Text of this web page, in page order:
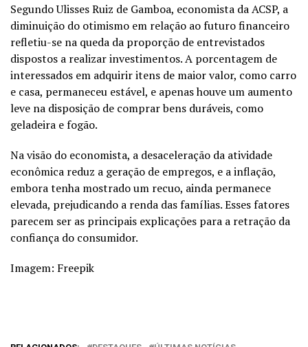
Segundo Ulisses Ruiz de Gamboa, economista da ACSP, a
diminuição do otimismo em relação ao futuro financeiro
refletiu-se na queda da proporção de entrevistados
dispostos a realizar investimentos. A porcentagem de
interessados em adquirir itens de maior valor, como carro
e casa, permaneceu estável, e apenas houve um aumento
leve na disposição de comprar bens duráveis, como
geladeira e fogão.
Na visão do economista, a desaceleração da atividade
econômica reduz a geração de empregos, e ainflação,
embora tenha mostrado um recuo, ainda permanece
elevada, prejudicando a renda das famílias. Esses fatores
parecem ser as principais explicações para a retração da
confiança do consumidor.
Imagem: Freepik